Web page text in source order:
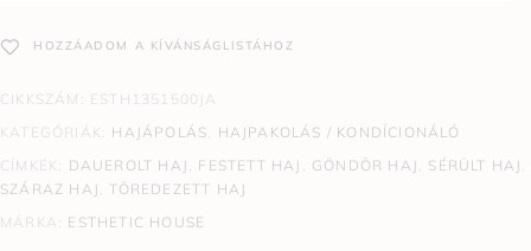
HOZZÁADOM A KÍVÁNSÁGLISTÁHOZ
CIKKSZÁM: ESTH1351500JA
KATEGÓRIÁK: HAJÁPOLÁS, HAJPAKOLÁS / KONDÍCIONÁLÓ
CÍMKÉK: DAUEROLT HAJ , FESTETT HAJ , GÖNDÖR HAJ , SÉRÜLT HAJ ,
SZÁRAZ HAJ , TÖREDEZETT HAJ
MÁRKA: ESTHETIC HOUSE